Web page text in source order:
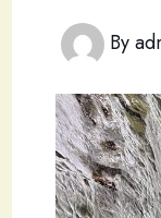
By